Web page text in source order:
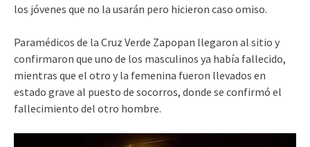
los jóvenes que no la usarán pero hicieron caso omiso.
Paramédicos de la Cruz Verde Zapopan llegaron al sitio y
confirmaron que uno de los masculinos ya había fallecido,
mientras que el otro y la femenina fueron llevados en
estado grave al puesto de socorros, donde se confirmó el
fallecimiento del otro hombre.